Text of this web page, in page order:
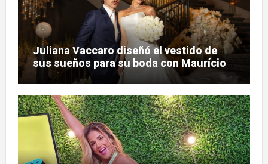
Juliana Vaccaro diseñó el vestido de
sus sueños para su boda con Maurício
Prado